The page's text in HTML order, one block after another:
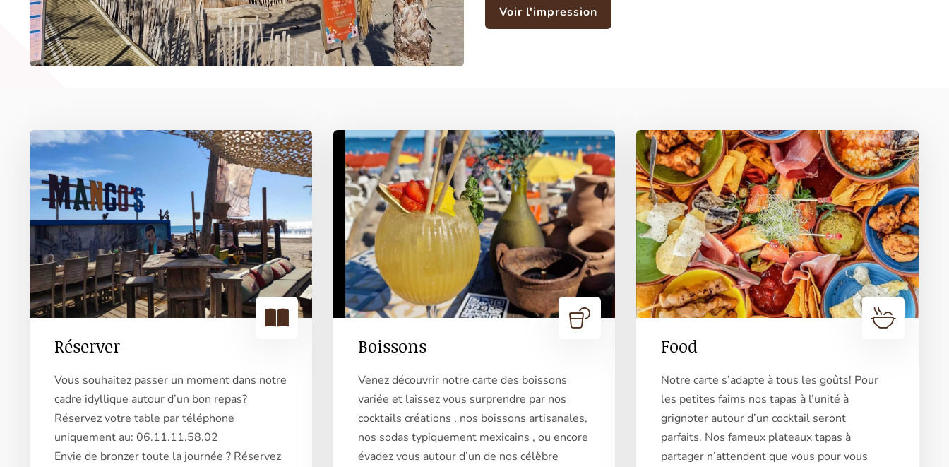
Voir l'impression
Réserver
Vous souhaitez passer un moment dans notre
cadre idyllique autour d’un bon repas?
Réservez votre table par téléphone
uniquement au: 06.11.11.58.02
Envie de bronzer toute la journée ? Réservez
Boissons
Venez découvrir notre carte des boissons
variée et laissez vous surprendre par nos
cocktails créations , nos boissons artisanales,
nos sodas typiquement mexicains , ou encore
évadez vous autour d’un de nos célèbre
Food
Notre carte s’adapte à tous les goûts! Pour
les petites faims nos tapas à l’unité à
grignoter autour d’un cocktail seront
parfaits. Nos fameux plateaux tapas à
partager n’attendent que vous pour vous